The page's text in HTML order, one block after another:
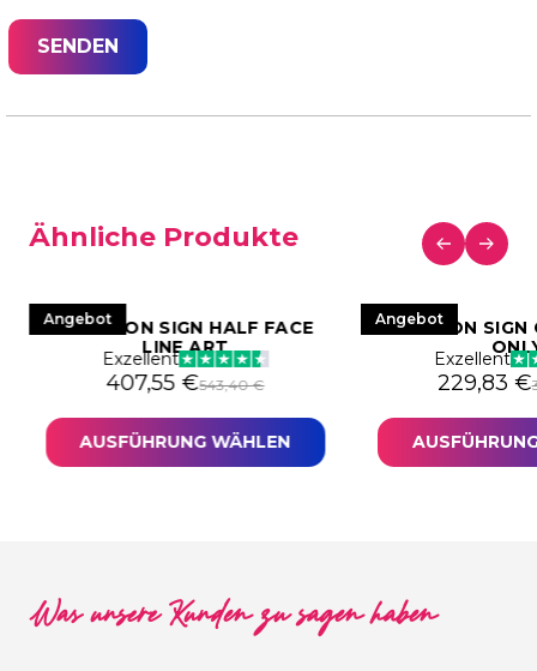
Ähnliche Produkte
578,82 €
Angebot
LED NEON SIGN HALF FACE
LINE ART
Exzellent
543,40€
Ursprünglicher Preis war: 543,40 €
407,55 €
Aktueller Preis ist: 407,55 €.
AUSFÜHRUNG WÄHLEN
Angebot
LED NEON SIGN
Exzellent
229,83 €
Aktueller
Was unsere Kunden zu sagen haben